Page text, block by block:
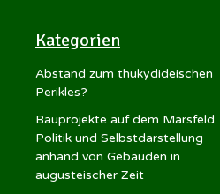
Kategorien
Abstand zum thukydideischen
Perikles?
Bauprojekte auf dem Marsfeld
Politik und Selbstdarstellung
anhand von Gebäuden in
augusteischer Zeit